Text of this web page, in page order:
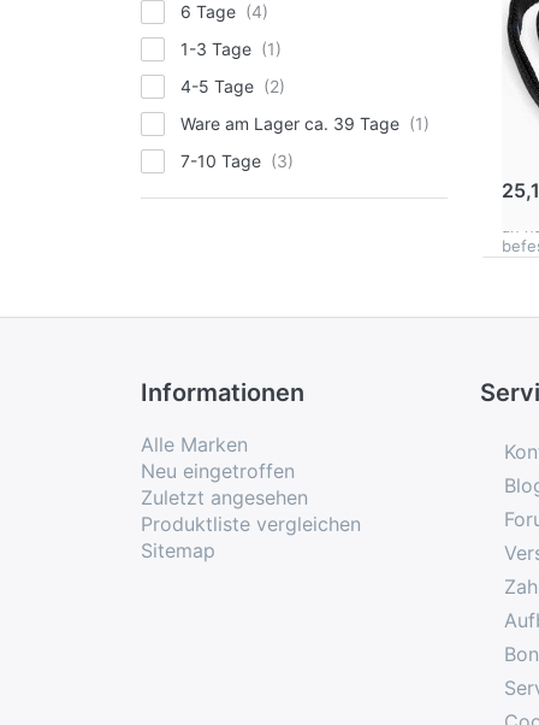
6 Tage
1-3 Tage
4-5 Tage
Ware am Lager ca. 39 Tage
7-10 Tage
Mit
an
Informationen
Alle Marken
Neu eingetroffen
Zuletzt angesehen
Produktliste vergleichen
Sitemap